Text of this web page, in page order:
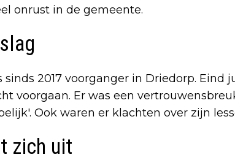
onrust in de gemeente.
sinds 2017 voorganger in Driedorp.
voorgaan. Er was een
Ook waren er klachten over zijn
zich uit